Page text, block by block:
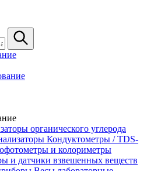
органического углерода
Кондуктометры / TDS-
и колориметры
и датчики взвешенных веществ